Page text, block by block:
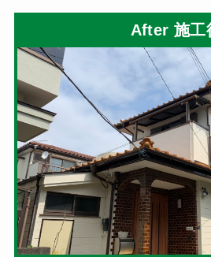
After 施工